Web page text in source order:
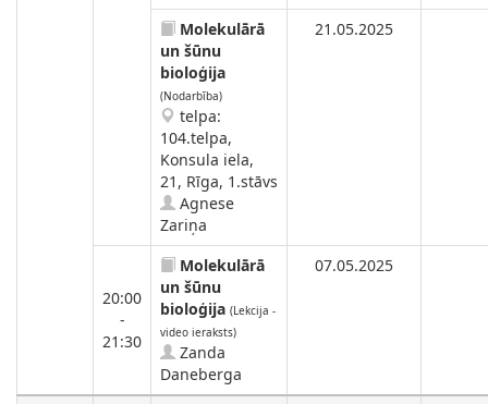
Molekulārā
un šūnu
bioloģija
(Nodarbība)
telpa:
104.telpa,
Konsula iela,
21, Rīga, 1.stāvs
Agnese
Zariņa
21.05.2025
20:00
-
21:30
Molekulārā
un šūnu
bioloģija (Lekcija -
video ieraksts)
Zanda
Daneberga
07.05.2025